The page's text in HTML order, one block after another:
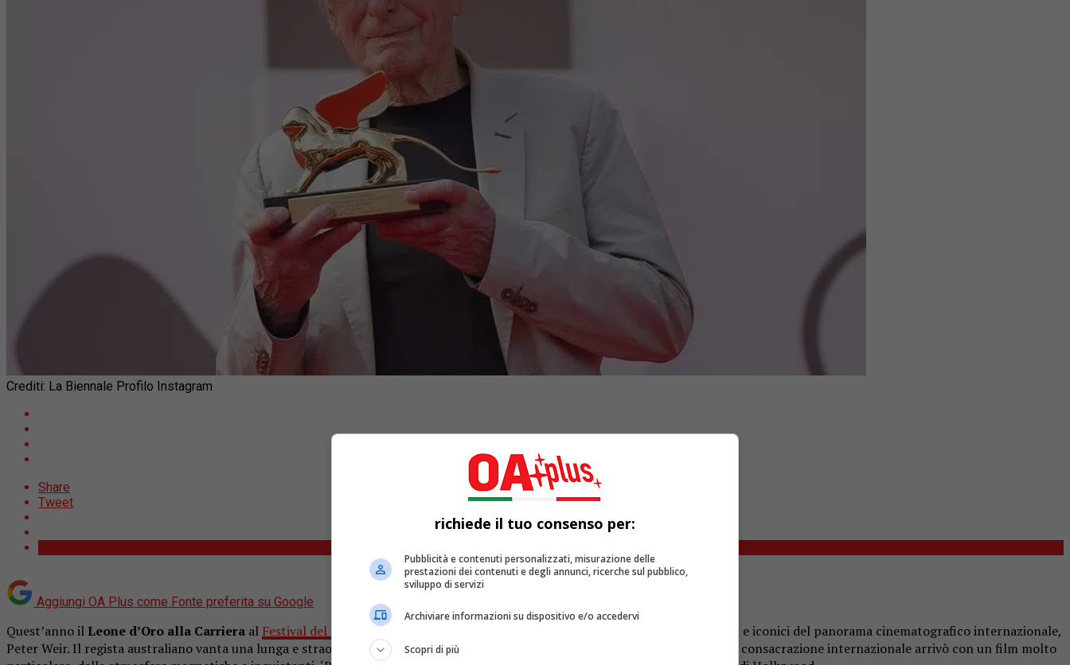
Crediti: La Biennale Profilo Instagram
Share
Tweet
Aggiungi OA Plus come Fonte preferita su Google
Quest’anno il Leone d’Oro alla Carriera al Festival del Cinema di Venezia
è stato attribuito ad uno degli autori più significativi e iconici del panorama cinematografico internazionale,
Peter Weir. Il regista australiano vanta una lunga e straordinaria carriera, iniziata con il lungometraggio ‘Homesdale’ (1971). La consacrazione internazionale arrivò con un film molto
richiede il tuo consenso per:
Pubblicità e contenuti personalizzati, misurazione delle
prestazioni dei contenuti e degli annunci, ricerche sul pubblico,
sviluppo di servizi
Archiviare informazioni su dispositivo e/o accedervi
Scopri di più